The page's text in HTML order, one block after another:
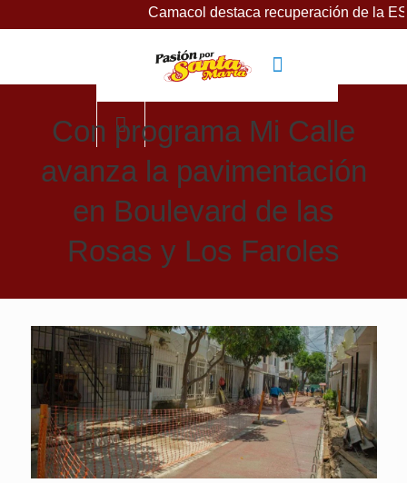
Camacol destaca recuperación de la
Con programa Mi Calle
avanza la pavimentación
en Boulevard de las
Rosas y Los Faroles